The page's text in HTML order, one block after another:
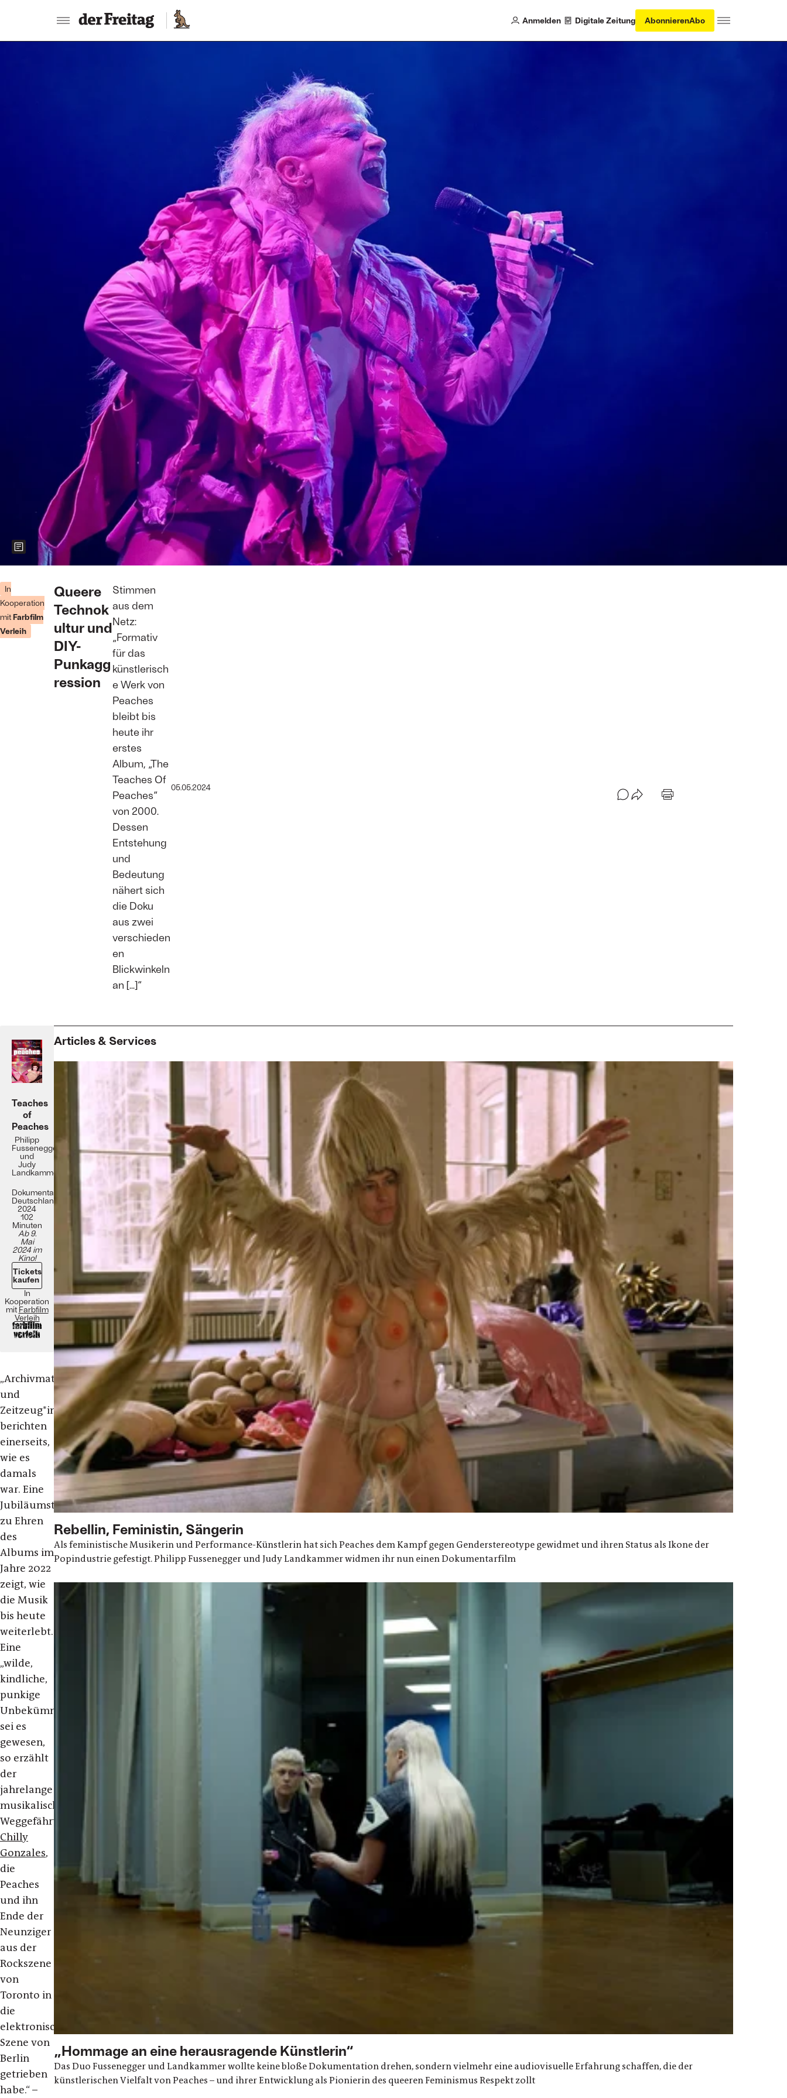
Anmelden Digitale Zeitung AbonnierenAbo
In
Kooperation
mit Farbfilm
Verleih
Queere
Technok
ultur und
DIY-
Punkagg
ression
Stimmen
aus dem
Netz:
„Formativ
für das
künstlerisch
e Werk von
Peaches
bleibt bis
heute ihr
erstes
Album, „The
Teaches Of
Peaches“
von 2000.
Dessen
Entstehung
und
Bedeutung
nähert sich
die Doku
aus zwei
verschieden
en
Blickwinkeln
an [...]“
05.05.2024
Zeigt weitere Informationen zum Bild
privatem
Archivmaterial
nutzt der Film
eindrucksvolle
Aufnahmen
von der
Teaches
of
Peaches
Philipp
Fussenegger
und
Judy
Landkammer
Dokumentation
Deutschland
2024
102
Minuten
Ab 9.
Mai
2024 im
Kino!
Tickets
kaufen
In
Kooperation
mit Farbfilm
Verleih
„Archivmaterial
und
Zeitzeug*innen
berichten
einerseits,
wie es
damals
war. Eine
Jubiläumstour
zu Ehren
des
Albums im
Jahre 2022
zeigt, wie
die Musik
bis heute
weiterlebt.
Eine
„wilde,
kindliche,
punkige
Unbekümmertheit“
sei es
gewesen,
so erzählt
der
jahrelange
musikalische
Weggefährte
Chilly
Gonzales,
die
Peaches
und ihn
Ende der
Neunziger
aus der
Rockszene
von
Toronto in
die
elektronische
Szene von
Berlin
getrieben
habe.“ –
Articles & Services
Rebellin, Feministin, Sängerin
Als feministische Musikerin und Performance-Künstlerin hat sich Peaches dem Kampf gegen Genderstereotype gewidmet und ihren Status als Ikone der
Popindustrie gefestigt. Philipp Fussenegger und Judy Landkammer widmen ihr nun einen Dokumentarfilm
„Hommage an eine herausragende Künstlerin“
Das Duo Fussenegger und Landkammer wollte keine bloße Dokumentation drehen, sondern vielmehr eine audiovisuelle Erfahrung schaffen, die der
künstlerischen Vielfalt von Peaches – und ihrer Entwicklung als Pionierin des queeren Feminismus Respekt zollt